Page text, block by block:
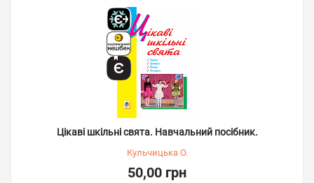
Цікаві шкільні свята. Навчальний посібник.
Кульчицька О.
50,00 грн